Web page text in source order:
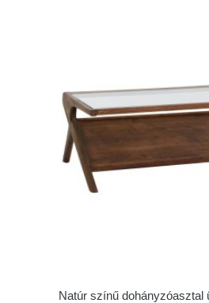
Natúr színű dohányzóasztal